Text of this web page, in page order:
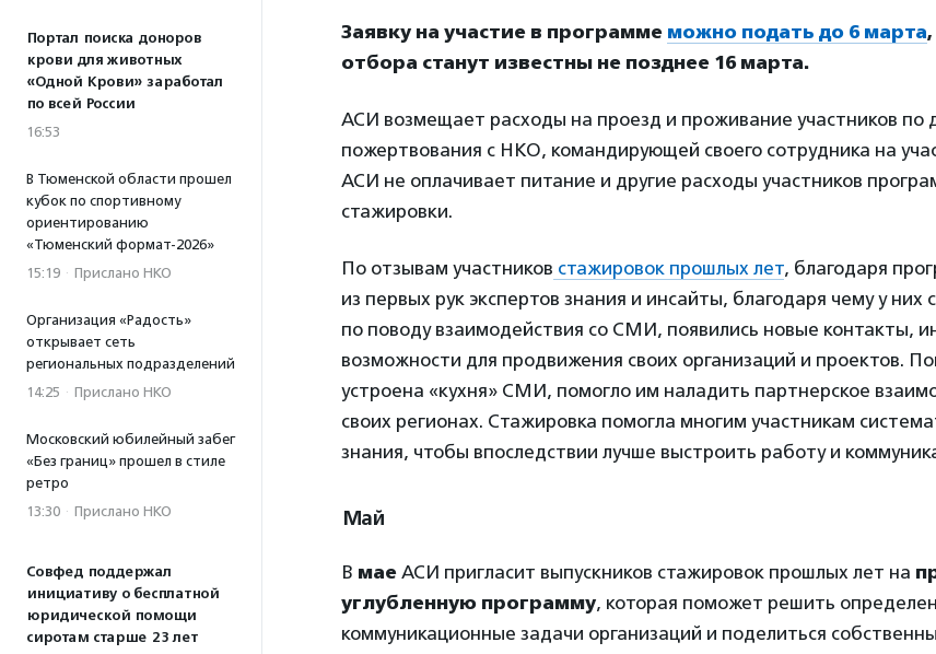
Портал поиска доноров
крови для животных
«Одной Крови» заработал
по всей России
16:53
В Тюменской области прошел
кубок по спортивному
ориентированию
«Тюменский формат-2026»
15:19 · Прислано НКО
Организация «Радость»
открывает сеть
региональных подразделений
14:25 · Прислано НКО
Московский юбилейный забег
«Без границ» прошел в стиле
ретро
13:30 · Прислано НКО
Совфед поддержал
инициативу о бесплатной
юридической помощи
сиротам старше 23 лет
Заявку на участие в программе можно подать до 6 марта
отбора станут известны не позднее 16 марта.
АСИ возмещает расходы на проезд и проживание участников по
пожертвования с НКО, командирующей своего сотрудника на
АСИ не оплачивает питание и другие расходы участников
стажировки.
По отзывам участников стажировок прошлых лет, благодаря
из первых рук экспертов знания и инсайты, благодаря чему у них
по поводу взаимодействия со СМИ, появились новые контакты,
возможности для продвижения своих организаций и проектов.
устроена «кухня» СМИ, помогло им наладить партнерское
своих регионах. Стажировка помогла многим участникам
знания, чтобы впоследствии лучше выстроить работу и
Май
В мае АСИ пригласит выпускников стажировок прошлых лет на
углубленную программу, которая поможет решить
коммуникационные задачи организаций и поделиться